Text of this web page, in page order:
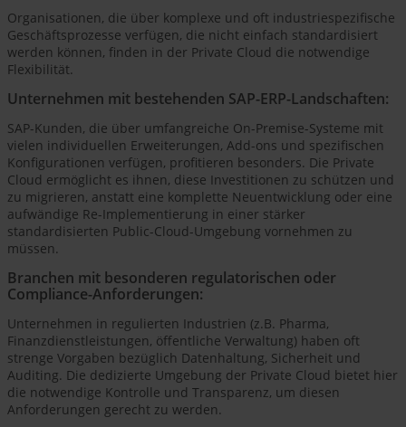
Organisationen, die über komplexe und oft industriespezifische
Geschäftsprozesse verfügen, die nicht einfach standardisiert
werden können, finden in der Private Cloud die notwendige
Flexibilität.
Unternehmen mit bestehenden SAP-ERP-Landschaften:
SAP-Kunden, die über umfangreiche On-Premise-Systeme mit
vielen individuellen Erweiterungen, Add-ons und spezifischen
Konfigurationen verfügen, profitieren besonders. Die Private
Cloud ermöglicht es ihnen, diese Investitionen zu schützen und
zu migrieren, anstatt eine komplette Neuentwicklung oder eine
aufwändige Re-Implementierung in einer stärker
standardisierten Public-Cloud-Umgebung vornehmen zu
müssen.
Branchen mit besonderen regulatorischen oder
Compliance-Anforderungen:
Unternehmen in regulierten Industrien (z.B. Pharma,
Finanzdienstleistungen, öffentliche Verwaltung) haben oft
strenge Vorgaben bezüglich Datenhaltung, Sicherheit und
Auditing. Die dedizierte Umgebung der Private Cloud bietet hier
die notwendige Kontrolle und Transparenz, um diesen
Anforderungen gerecht zu werden.